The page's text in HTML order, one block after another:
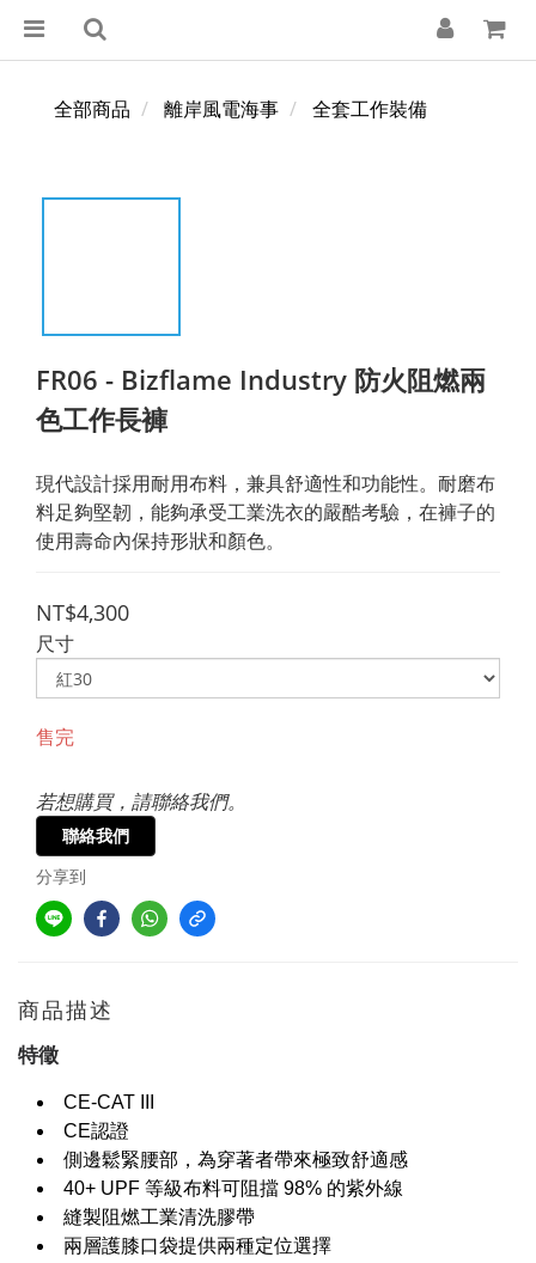
全部商品 離岸風電海事 全套工作裝備
FR06 - Bizflame Industry 防火阻燃兩
色工作長褲
現代設計採用耐用布料，兼具舒適性和功能性。耐磨布
料足夠堅韌，能夠承受工業洗衣的嚴酷考驗，在褲子的
使用壽命內保持形狀和顏色。
NT$4,300
尺寸
售完
若想購買，請聯絡我們。
聯絡我們
分享到
商品描述
特徵
CE-CAT III
CE認證
側邊鬆緊腰部，為穿著者帶來極致舒適感
40+ UPF 等級布料可阻擋 98% 的紫外線
縫製阻燃工業清洗膠帶
兩層護膝口袋提供兩種定位選擇